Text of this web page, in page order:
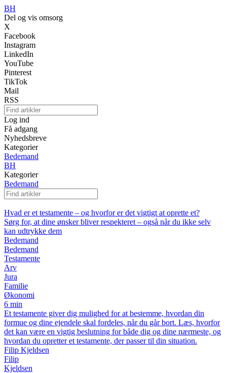
BH
Del og vis omsorg
X
Facebook
Instagram
LinkedIn
YouTube
Pinterest
TikTok
Mail
RSS
Log ind
Få adgang
Nyhedsbreve
Kategorier
Bedemand
BH
Kategorier
Bedemand
Hvad er et testamente – og hvorfor er det vigtigt at oprette et?
Sørg for, at dine ønsker bliver respekteret – også når du ikke selv
kan udtrykke dem
Bedemand
Bedemand
Testamente
Arv
Jura
Familie
Økonomi
6 min
Et testamente giver dig mulighed for at bestemme, hvordan din
formue og dine ejendele skal fordeles, når du går bort. Læs, hvorfor
det kan være en vigtig beslutning for både dig og dine nærmeste, og
hvordan du opretter et testamente, der passer til din situation.
Filip Kjeldsen
Filip
Kjeldsen